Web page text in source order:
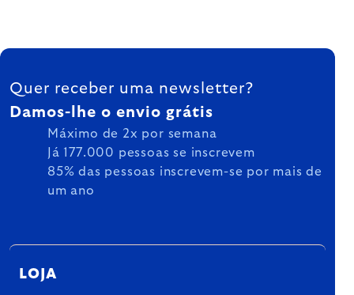
FOOTER
Quer receber uma newsletter?
Damos-lhe o envio grátis
Máximo de 2x por semana
Já 177.000 pessoas se inscrevem
85% das pessoas inscrevem-se por mais de
um ano
LOJA